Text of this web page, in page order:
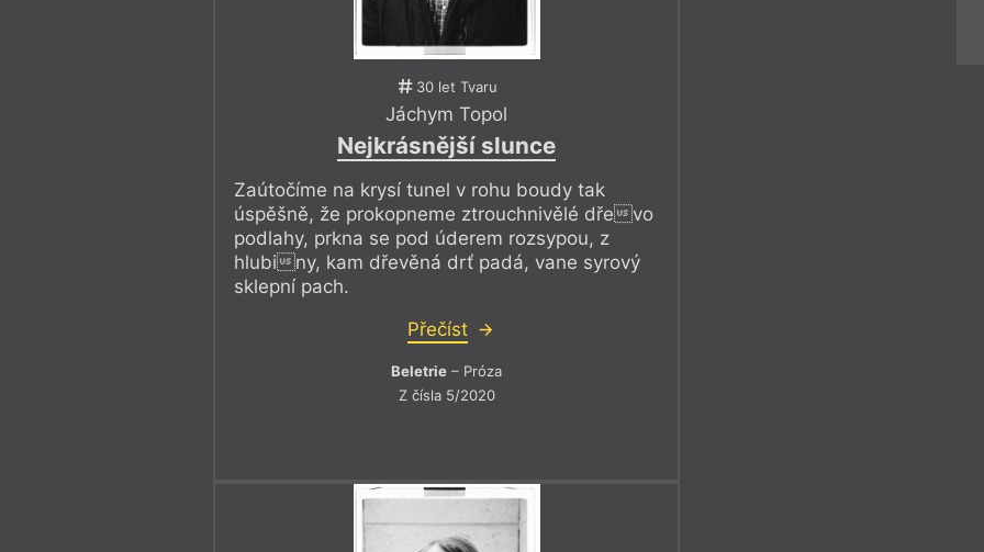
30 let Tvaru
Jáchym Topol
Nejkrásnější slunce
Zaútočíme na krysí tunel v rohu boudy tak
úspěšně, že prokopneme ztrouchnivělé dřevo
podlahy, prkna se pod úderem rozsypou, z
hlubiny, kam dřevěná drť padá, vane syrový
sklepní pach.
Přečíst
Beletrie – Próza
Z čísla 5/2020